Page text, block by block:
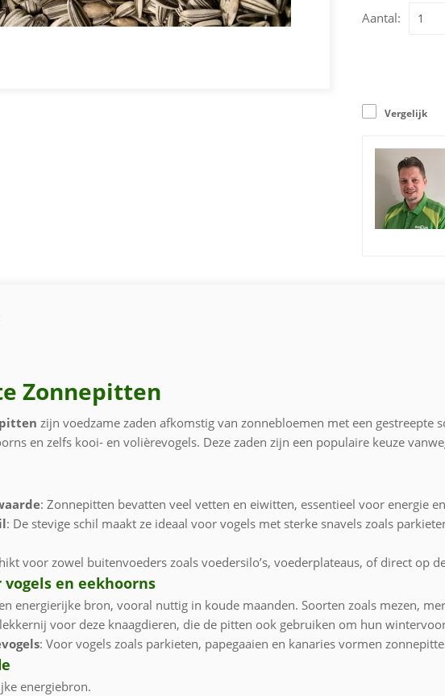
Aantal:
Vergelijk
Zonnepitten
zijn voedzame zaden afkomstig van zonnebloemen met een gestreepte
en zelfs kooi- en volièrevogels. Deze zaden zijn een populaire keuze
: Zonnepitten bevatten veel vetten en eiwitten, essentieel voor energie
: De stevige schil maakt ze ideaal voor vogels met sterke snavels zoals
voor zowel buitenvoeders zoals voedersilo’s, voederplateaus, of direct op
en eekhoorns
energierijke bron, vooral nuttig in koude maanden. Soorten zoals mezen,
voor deze knaagdieren, die de pitten ook gebruiken om hun
: Voor vogels zoals parkieten, papegaaien en kanaries vormen
energiebron.